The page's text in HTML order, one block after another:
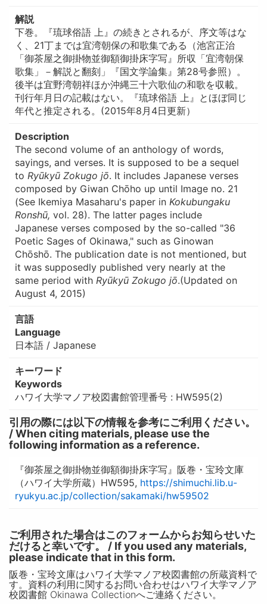
解説
下巻。『琉球俗語 上』の続きとされるが、序文等はな
く、21丁までは宜湾朝保の和歌集である（池宮正治
「御茶屋之御掛物並御額御掛床字写』所収「宜湾朝保
歌集」－解説と翻刻」『国文学論集』第28号参照）。
後半は宜野湾朝祥ほか沖縄三十六歌仙の和歌を収載。
刊行年月日の記載はない。『琉球俗語 上』とほぼ同じ
年代と推定される。(2015年8月4日更新）
Description
The second volume of an anthology of words,
sayings, and verses. It is supposed to be a sequel
to Ryūkyū Zokugo jō. It includes Japanese verses
composed by Giwan Chōho up until Image no. 21
(See Ikemiya Masaharu's paper in Kokubungaku
Ronshū, vol. 28). The latter pages include
Japanese verses composed by the so-called "36
Poetic Sages of Okinawa," such as Ginowan
Chōshō. The publication date is not mentioned, but
it was supposedly published very nearly at the
same period with Ryūkyū Zokugo jō.(Updated on
August 4, 2015)
言語
Language
日本語 / Japanese
キーワード
Keywords
ハワイ大学マノア校図書館管理番号 : HW595(2)
引用の際には以下の情報を参考にご利用ください。
/ When citing materials, please use the
following information as a reference.
『御茶屋之御掛物並御額御掛床字写』阪巻・宝玲文庫
（ハワイ大学所蔵）HW595, https://shimuchi.lib.u-
ryukyu.ac.jp/collection/sakamaki/hw59502
ご利用された場合はこのフォームからお知らせいた
だけると幸いです。 / If you used any materials,
please indicate that in this form.
阪巻・宝玲文庫はハワイ大学マノア校図書館の所蔵資料で
す。資料の利用に関するお問い合わせはハワイ大学マノア
校図書館 Okinawa Collectionへご連絡ください。